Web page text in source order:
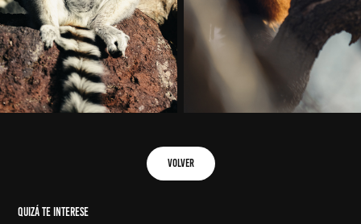
VOLVER
Quizá te interese